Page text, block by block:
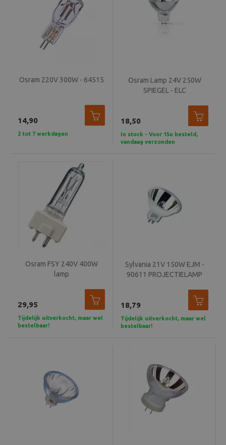
Osram 220V 300W - 64515
14,90
2 tot 7 werkdagen
Osram Lamp 24V 250W
SPIEGEL - ELC
18,50
In stock - Voor 15u besteld,
vandaag verzonden
Osram FSY 240V 400W
lamp
29,95
Tijdelijk uitverkocht, maar wel
bestelbaar!
Sylvania 21V 150W EJM -
90611 PROJECTIELAMP
18,79
Tijdelijk uitverkocht, maar wel
bestelbaar!